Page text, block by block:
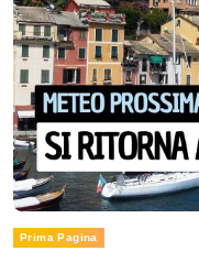
Prima Pagina